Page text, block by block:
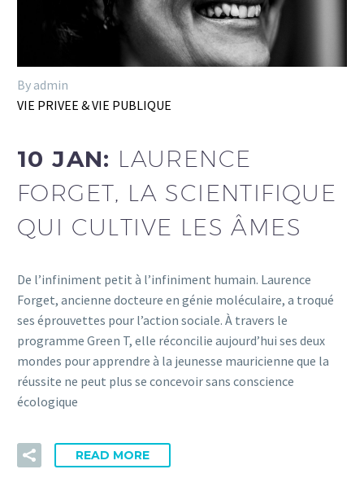
By admin
VIE PRIVEE & VIE PUBLIQUE
10 JAN: LAURENCE
FORGET, LA SCIENTIFIQUE
QUI CULTIVE LES ÂMES
De l’infiniment petit à l’infiniment humain. Laurence
Forget, ancienne docteure en génie moléculaire, a troqué
ses éprouvettes pour l’action sociale. À travers le
programme Green T, elle réconcilie aujourd’hui ses deux
mondes pour apprendre à la jeunesse mauricienne que la
réussite ne peut plus se concevoir sans conscience
écologique
READ MORE